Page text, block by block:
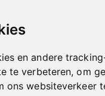
en andere
te verbeteren, om
ons websiteverkeer